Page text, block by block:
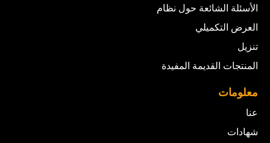
الأسئلة الشائعة حول نظام
العرض التكميلي
تنزيل
المنتجات القديمة المفيدة
معلومات
عنا
شهادات